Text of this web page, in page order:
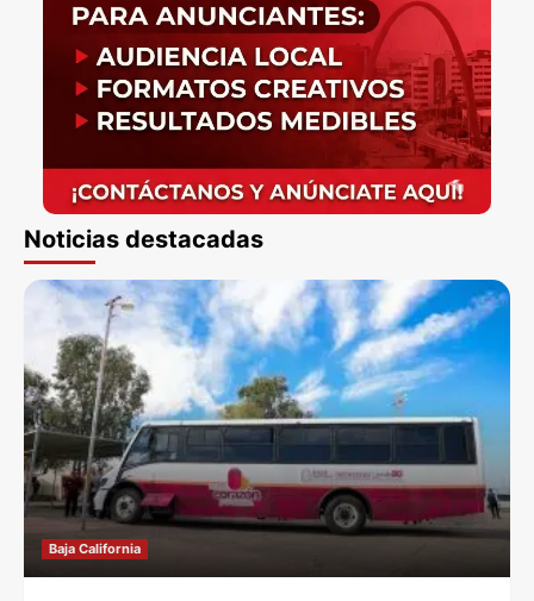
Noticias destacadas
Baja California